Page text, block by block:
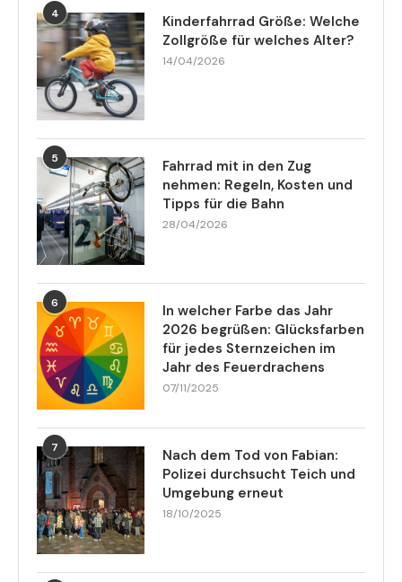
4
Kinderfahrrad Größe: Welche
Zollgröße für welches Alter?
14/04/2026
5
Fahrrad mit in den Zug
nehmen: Regeln, Kosten und
Tipps für die Bahn
28/04/2026
6
In welcher Farbe das Jahr
2026 begrüßen: Glücksfarben
für jedes Sternzeichen im
Jahr des Feuerdrachens
07/11/2025
7
Nach dem Tod von Fabian:
Polizei durchsucht Teich und
Umgebung erneut
18/10/2025